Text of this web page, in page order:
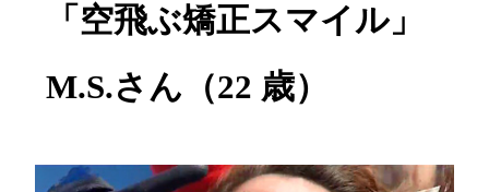
「空飛ぶ矯正スマイル」
M.S.さん（22 歳）